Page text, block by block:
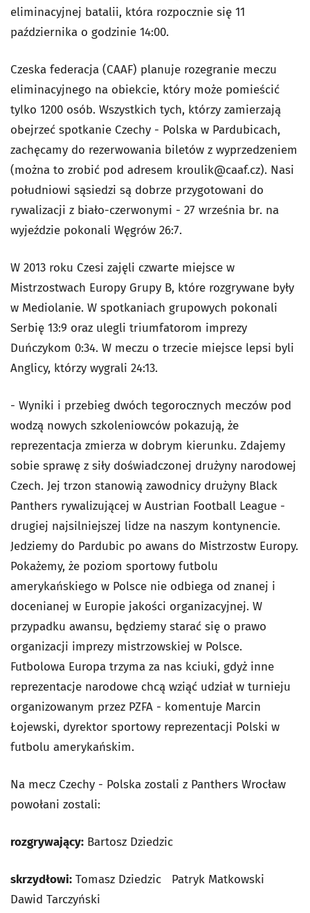
eliminacyjnej batalii, która rozpocznie się 11
października o godzinie 14:00.
Czeska federacja (CAAF) planuje rozegranie meczu
eliminacyjnego na obiekcie, który może pomieścić
tylko 1200 osób. Wszystkich tych, którzy zamierzają
obejrzeć spotkanie Czechy - Polska w Pardubicach,
zachęcamy do rezerwowania biletów z wyprzedzeniem
(można to zrobić pod adresem kroulik@caaf.cz). Nasi
południowi sąsiedzi są dobrze przygotowani do
rywalizacji z biało-czerwonymi - 27 września br. na
wyjeździe pokonali Węgrów 26:7.
W 2013 roku Czesi zajęli czwarte miejsce w
Mistrzostwach Europy Grupy B, które rozgrywane były
w Mediolanie. W spotkaniach grupowych pokonali
Serbię 13:9 oraz ulegli triumfatorom imprezy
Duńczykom 0:34. W meczu o trzecie miejsce lepsi byli
Anglicy, którzy wygrali 24:13.
- Wyniki i przebieg dwóch tegorocznych meczów pod
wodzą nowych szkoleniowców pokazują, że
reprezentacja zmierza w dobrym kierunku. Zdajemy
sobie sprawę z siły doświadczonej drużyny narodowej
Czech. Jej trzon stanowią zawodnicy drużyny Black
Panthers rywalizującej w Austrian Football League -
drugiej najsilniejszej lidze na naszym kontynencie.
Jedziemy do Pardubic po awans do Mistrzostw Europy.
Pokażemy, że poziom sportowy futbolu
amerykańskiego w Polsce nie odbiega od znanej i
docenianej w Europie jakości organizacyjnej. W
przypadku awansu, będziemy starać się o prawo
organizacji imprezy mistrzowskiej w Polsce.
Futbolowa Europa trzyma za nas kciuki, gdyż inne
reprezentacje narodowe chcą wziąć udział w turnieju
organizowanym przez PZFA - komentuje Marcin
Łojewski, dyrektor sportowy reprezentacji Polski w
futbolu amerykańskim.
Na mecz Czechy - Polska zostali z Panthers Wrocław
powołani zostali:
rozgrywający: Bartosz Dziedzic
skrzydłowi: Tomasz Dziedzic Patryk Matkowski
Dawid Tarczyński